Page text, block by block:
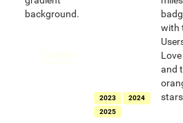
2023
2024
2025